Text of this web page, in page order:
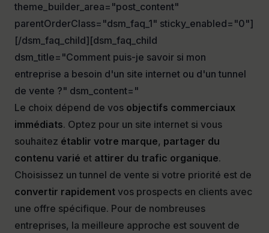
theme_builder_area="post_content"
parentOrderClass="dsm_faq_1" sticky_enabled="0"]
[/dsm_faq_child][dsm_faq_child
dsm_title="Comment puis-je savoir si mon
entreprise a besoin d'un site internet ou d'un tunnel
de vente ?" dsm_content="
Le choix dépend de vos objectifs commerciaux
immédiats. Optez pour un site internet si vous
souhaitez établir votre marque, partager du
contenu varié et attirer du trafic organique.
Choisissez un tunnel de vente si votre priorité est de
convertir rapidement vos prospects en clients avec
une offre spécifique. Pour de nombreuses
entreprises, la meilleure approche est souvent de